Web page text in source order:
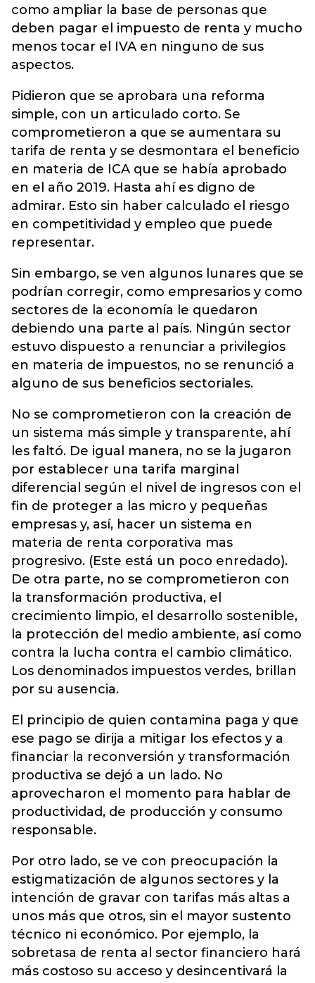
como ampliar la base de personas que
deben pagar el impuesto de renta y mucho
menos tocar el IVA en ninguno de sus
aspectos.
Pidieron que se aprobara una reforma
simple, con un articulado corto. Se
comprometieron a que se aumentara su
tarifa de renta y se desmontara el beneficio
en materia de ICA que se había aprobado
en el año 2019. Hasta ahí es digno de
admirar. Esto sin haber calculado el riesgo
en competitividad y empleo que puede
representar.
Sin embargo, se ven algunos lunares que se
podrían corregir, como empresarios y como
sectores de la economía le quedaron
debiendo una parte al país. Ningún sector
estuvo dispuesto a renunciar a privilegios
en materia de impuestos, no se renunció a
alguno de sus beneficios sectoriales.
No se comprometieron con la creación de
un sistema más simple y transparente, ahí
les faltó. De igual manera, no se la jugaron
por establecer una tarifa marginal
diferencial según el nivel de ingresos con el
fin de proteger a las micro y pequeñas
empresas y, así, hacer un sistema en
materia de renta corporativa mas
progresivo. (Este está un poco enredado).
De otra parte, no se comprometieron con
la transformación productiva, el
crecimiento limpio, el desarrollo sostenible,
la protección del medio ambiente, así como
contra la lucha contra el cambio climático.
Los denominados impuestos verdes, brillan
por su ausencia.
El principio de quien contamina paga y que
ese pago se dirija a mitigar los efectos y a
financiar la reconversión y transformación
productiva se dejó a un lado. No
aprovecharon el momento para hablar de
productividad, de producción y consumo
responsable.
Por otro lado, se ve con preocupación la
estigmatización de algunos sectores y la
intención de gravar con tarifas más altas a
unos más que otros, sin el mayor sustento
técnico ni económico. Por ejemplo, la
sobretasa de renta al sector financiero hará
más costoso su acceso y desincentivará la